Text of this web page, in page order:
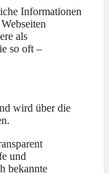
Informationen
als
so oft –
wird über die
und
bekannte